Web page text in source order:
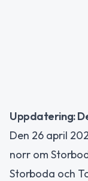
Uppdatering:
Den 26 april
norr om
Storboda och